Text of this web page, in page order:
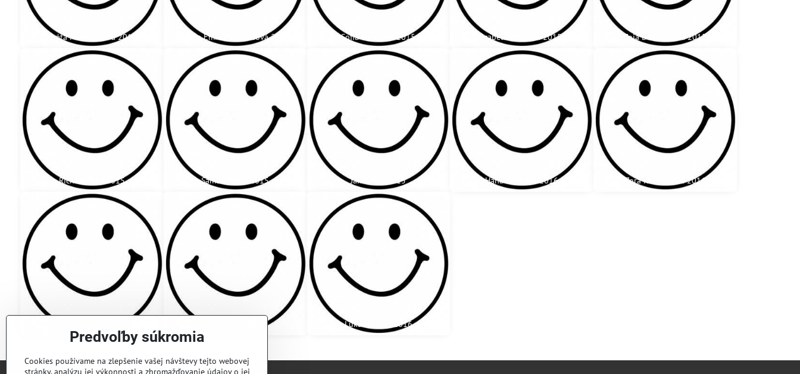
Agáta Maťovčíková 2015 Adela Emília Chudašová 2015 Sofia Bakalová 2015 Izabela Konečná 2015 Zoja Demeterová 2015
Richard Štec 2015 Samuel Jaroš 2015 Ján Krška 2015 Hana Janíková 2016 Zora Kováčiková 2016
Lukáš Bunda 2016
Predvoľby súkromia
Cookies používame na zlepšenie vašej návštevy tejto webovej
stránky, analýzu jej výkonnosti a zhromažďovanie údajov o jej